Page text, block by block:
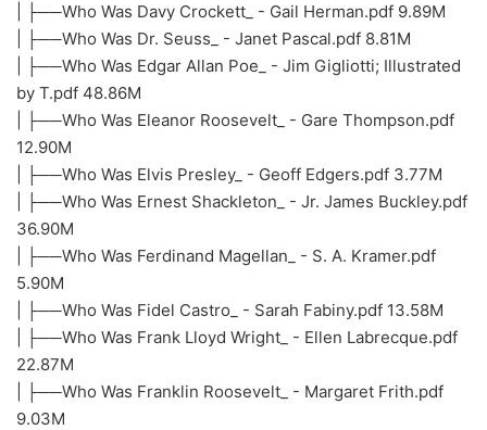
| ├──Who Was Davy Crockett_ - Gail Herman.pdf 9.89M
| ├──Who Was Dr. Seuss_ - Janet Pascal.pdf 8.81M
| ├──Who Was Edgar Allan Poe_ - Jim Gigliotti; Illustrated
by T.pdf 48.86M
| ├──Who Was Eleanor Roosevelt_ - Gare Thompson.pdf
12.90M
| ├──Who Was Elvis Presley_ - Geoff Edgers.pdf 3.77M
| ├──Who Was Ernest Shackleton_ - Jr. James Buckley.pdf
36.90M
| ├──Who Was Ferdinand Magellan_ - S. A. Kramer.pdf
5.90M
| ├──Who Was Fidel Castro_ - Sarah Fabiny.pdf 13.58M
| ├──Who Was Frank Lloyd Wright_ - Ellen Labrecque.pdf
22.87M
| ├──Who Was Franklin Roosevelt_ - Margaret Frith.pdf
9.03M